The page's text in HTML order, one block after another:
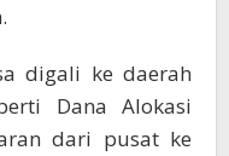
digali ke daerah
Dana Alokasi
dari pusat ke